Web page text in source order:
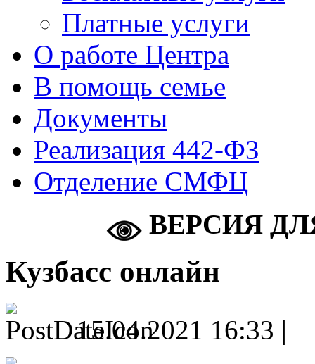
Платные услуги
О работе Центра
В помощь семье
Документы
Реализация 442-ФЗ
Отделение СМФЦ
ВЕРСИЯ
Кузбасс онлайн
15.04.2021 16:33 |